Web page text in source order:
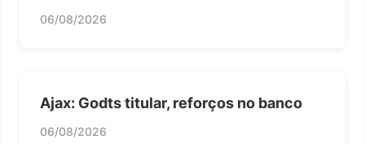
06/08/2026
Ajax: Godts titular, reforços no banco
06/08/2026